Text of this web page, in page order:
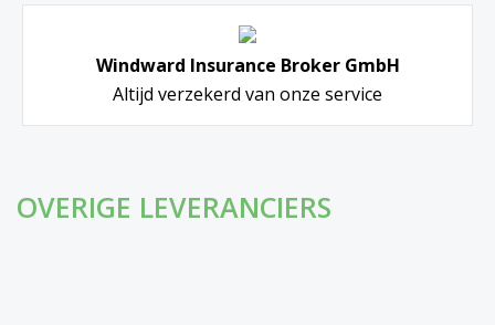
Windward Insurance Broker GmbH
Altijd verzekerd van onze service
OVERIGE LEVERANCIERS